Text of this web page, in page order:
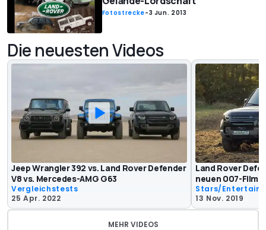
Fotostrecke-3 Jun. 2013
Die neuesten Videos
Jeep Wrangler 392 vs. Land Rover Defender
V8 vs. Mercedes-AMG G63
Vergleichstests
25 Apr. 2022
Land Rover
neuen 007-Film
Stars/
13 Nov. 2019
MEHR VIDEOS